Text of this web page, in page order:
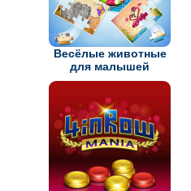
Весёлые животные
для малышей